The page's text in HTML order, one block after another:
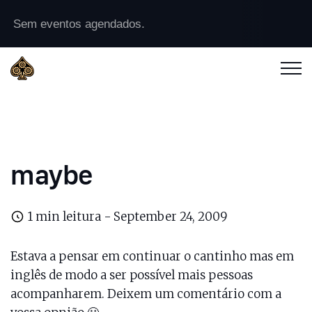
Sem eventos agendados.
maybe
1 min leitura - September 24, 2009
Estava a pensar em continuar o cantinho mas em
inglês de modo a ser possível mais pessoas
acompanharem. Deixem um comentário com a